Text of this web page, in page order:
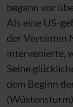
begann vor
Als eine US-
der Vereinten
intervenierte,
Seine
dem Beginn